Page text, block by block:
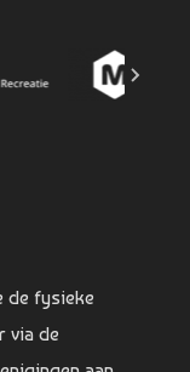
de fysieke
via de